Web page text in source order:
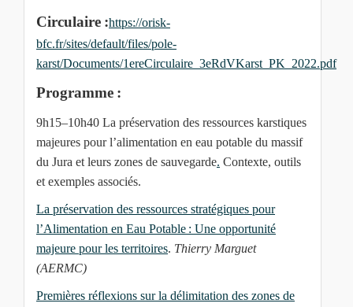
Circulaire :https://orisk-
bfc.fr/sites/default/files/pole-
karst/Documents/1ereCirculaire_3eRdVKarst_PK_2022.pdf
Programme :
9h15–10h40 La préservation des ressources karstiques
majeures pour l’alimentation en eau potable du massif
du Jura et leurs zones de sauvegarde. Contexte, outils
et exemples associés.
La préservation des ressources stratégiques pour
l’Alimentation en Eau Potable : Une opportunité
majeure pour les territoires. Thierry Marguet
(AERMC)
Premières réflexions sur la délimitation des zones de